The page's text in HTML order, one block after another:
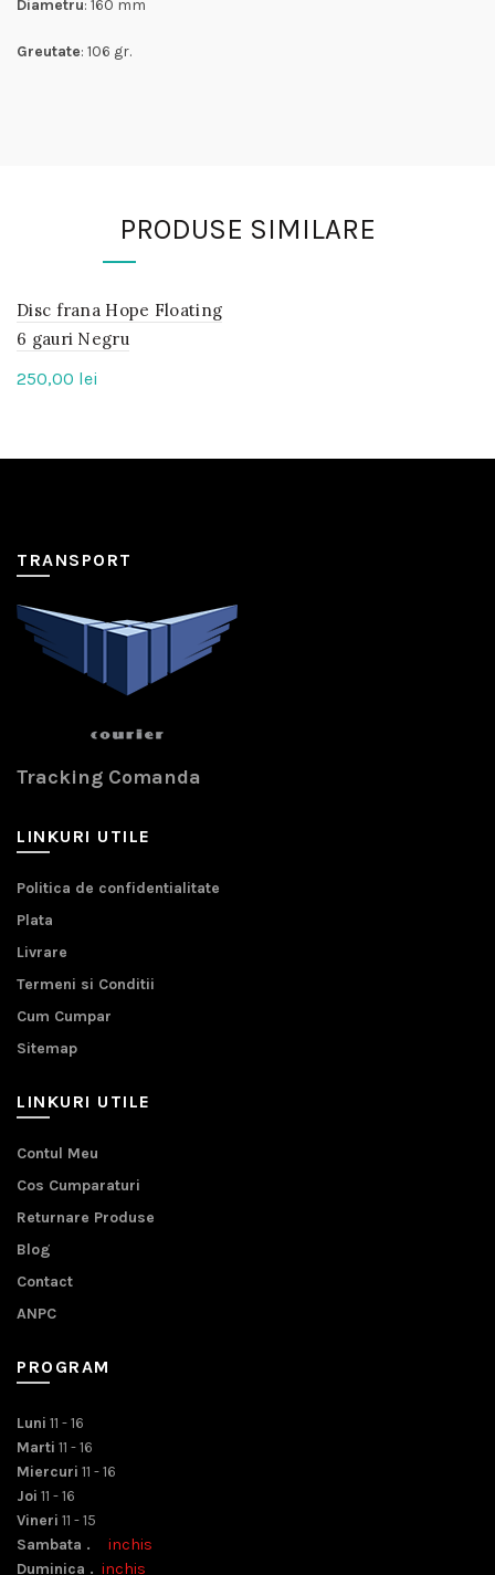
Diametru: 160 mm
Greutate: 106 gr.
PRODUSE SIMILARE
IN
STOC
Disc frana Hope Floating
6 gauri Negru
250,00 lei
TRANSPORT
Tracking Comanda
LINKURI UTILE
Politica de confidentialitate
Plata
Livrare
Termeni si Conditii
Cum Cumpar
Sitemap
LINKURI UTILE
Contul Meu
Cos Cumparaturi
Returnare Produse
Blog
Contact
ANPC
PROGRAM
Luni 11 - 16
Marti 11 - 16
Miercuri 11 - 16
Joi 11 - 16
Vineri 11 - 15
Sambata . inchis
Duminica . inchis